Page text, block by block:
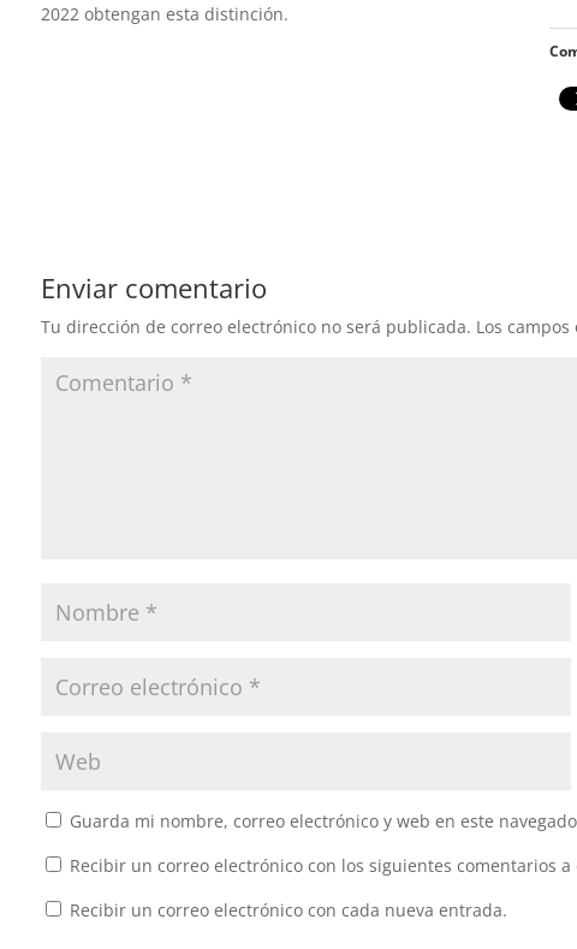
2022 obtengan esta distinción.
Enviar comentario
Tu dirección de correo electrónico no será publicada. Los
Guarda mi nombre, correo electrónico y web en este
Recibir un correo electrónico con los siguientes comentarios a
Recibir un correo electrónico con cada nueva entrada.